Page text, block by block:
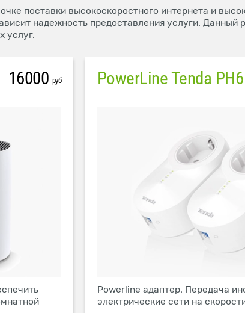
поставки высокоскоростного интернета и
надежность предоставления услуги.
услуг.
Mesh система TP-Link Deco M4 (3 устройства)
16000 руб PowerLine Tenda PH6
Powerline адаптер. Передача
электрические сети на